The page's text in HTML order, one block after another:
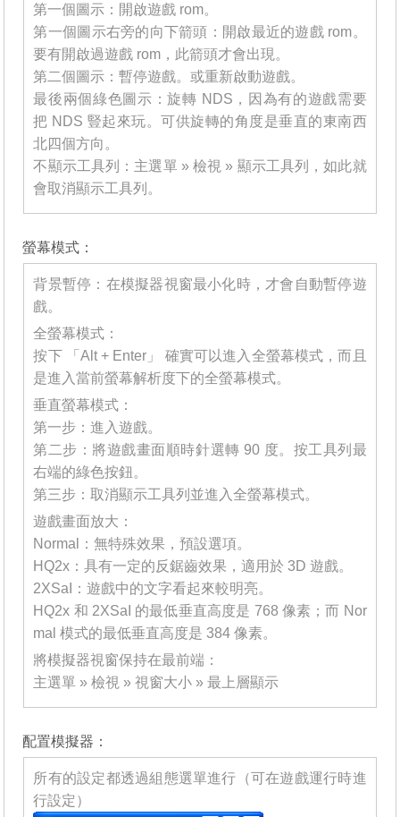
第一個圖示：開啟遊戲 rom。
第一個圖示右旁的向下箭頭：開啟最近的遊戲 rom。
要有開啟過遊戲 rom，此箭頭才會出現。
第二個圖示：暫停遊戲。或重新啟動遊戲。
最後兩個綠色圖示：旋轉 NDS，因為有的遊戲需要
把 NDS 豎起來玩。可供旋轉的角度是垂直的東南西
北四個方向。
不顯示工具列：主選單 » 檢視 » 顯示工具列，如此就
會取消顯示工具列。
螢幕模式：
背景暫停：在模擬器視窗最小化時，才會自動暫停遊
戲。
全螢幕模式：
按下 「Alt + Enter」 確實可以進入全螢幕模式，而且
是進入當前螢幕解析度下的全螢幕模式。
垂直螢幕模式：
第一步：進入遊戲。
第二步：將遊戲畫面順時針選轉 90 度。按工具列最
右端的綠色按鈕。
第三步：取消顯示工具列並進入全螢幕模式。
遊戲畫面放大：
Normal：無特殊效果，預設選項。
HQ2x：具有一定的反鋸齒效果，適用於 3D 遊戲。
2XSaI：遊戲中的文字看起來較明亮。
HQ2x 和 2XSaI 的最低垂直高度是 768 像素；而 Nor
mal 模式的最低垂直高度是 384 像素。
將模擬器視窗保持在最前端：
主選單 » 檢視 » 視窗大小 » 最上層顯示
配置模擬器：
所有的設定都透過組態選單進行（可在遊戲運行時進
行設定）